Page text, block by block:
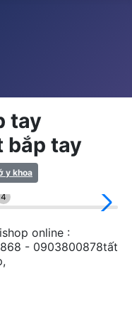
tay
bắp tay
y khoa
4
online :
- 0903800878tất